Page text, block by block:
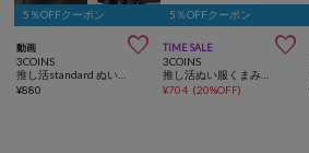
5％OFFクーポン
動画 
3COINS
¥880
5％OFFクーポン
TIME SALE 
3COINS
¥704 (20%OFF)